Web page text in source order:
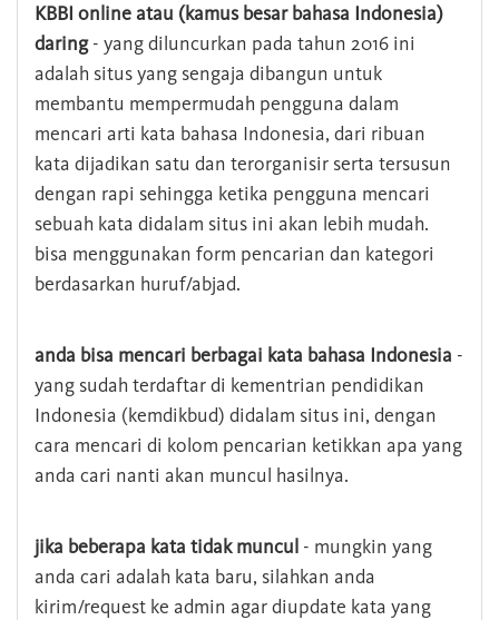
KBBI online atau (kamus besar bahasa Indonesia)
daring- yang diluncurkan pada tahun 2016 ini
adalah situs yang sengaja dibangun untuk
membantu mempermudah pengguna dalam
mencari arti kata bahasa Indonesia, dari ribuan
kata dijadikan satu dan terorganisir serta tersusun
dengan rapi sehingga ketika pengguna mencari
sebuah kata didalam situs ini akan lebih mudah.
bisa menggunakan form pencarian dan kategori
berdasarkan huruf/abjad.
anda bisa mencari berbagai kata bahasa Indonesia -
yang sudah terdaftar di kementrian pendidikan
Indonesia (kemdikbud) didalam situs ini, dengan
cara mencari di kolom pencarian ketikkan apa yang
anda cari nanti akan muncul hasilnya.
jika beberapa kata tidak muncul - mungkin yang
anda cari adalah kata baru, silahkan anda
kirim/request ke admin agar diupdate kata yang